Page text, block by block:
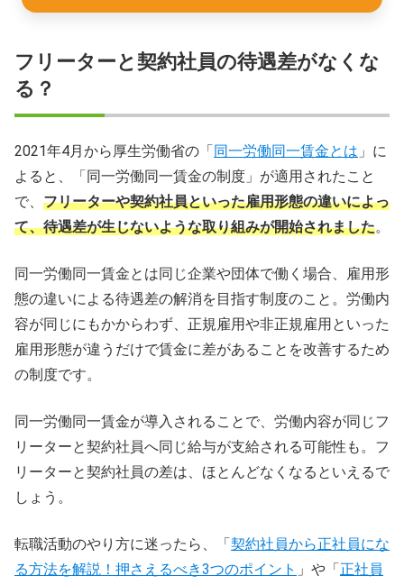
フリーターと契約社員の待遇差がなくな
る？
2021年4月から厚生労働省の「 同一労働同一賃金とは 」に
よると、「同一労働同一賃金の制度」が適用されたこと
で、 フリーターや契約社員といった雇用形態の違いによっ
て、待遇差が生じないような取り組みが開始されました。
同一労働同一賃金とは同じ企業や団体で働く場合、雇用形
態の違いによる待遇差の解消を目指す制度のこと。労働内
容が同じにもかからわず、正規雇用や非正規雇用といった
雇用形態が違うだけで賃金に差があることを改善するため
の制度です。
同一労働同一賃金が導入されることで、労働内容が同じフ
リーターと契約社員へ同じ給与が支給される可能性も。フ
リーターと契約社員の差は、ほとんどなくなるといえるで
しょう。
転職活動のやり方に迷ったら、「 契約社員から正社員にな
る方法を解説！押さえるべき3つのポイント 」や「 正社員